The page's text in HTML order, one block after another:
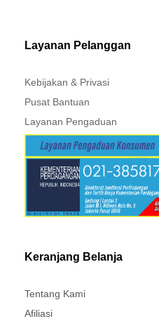
Layanan Pelanggan
Kebijakan & Privasi
Pusat Bantuan
Layanan Pengaduan
Keranjang Belanja
Tentang Kami
Afiliasi